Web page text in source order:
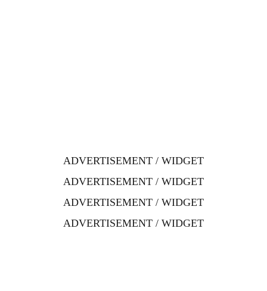
ADVERTISEMENT / WIDGET
ADVERTISEMENT / WIDGET
ADVERTISEMENT / WIDGET
ADVERTISEMENT / WIDGET